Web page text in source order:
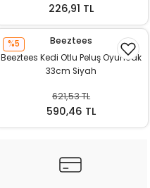
226,91 TL
%5
Beeztees
Beeztees Kedi Otlu Peluş Oyuncak
33cm Siyah
621,53 TL
590,46 TL